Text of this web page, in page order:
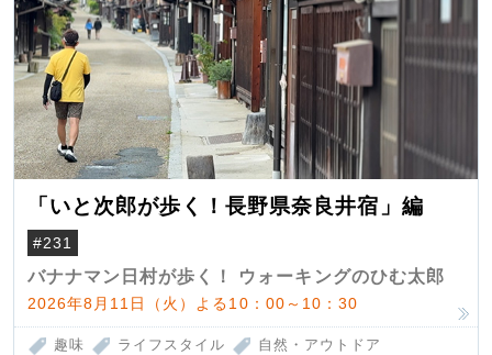
「いと次郎が歩く！長野県奈良井宿」編
#231
バナナマン日村が歩く！ ウォーキングのひむ太郎
2026年8月11日（火）よる10：00～10：30
趣味 ライフスタイル 自然・アウトドア